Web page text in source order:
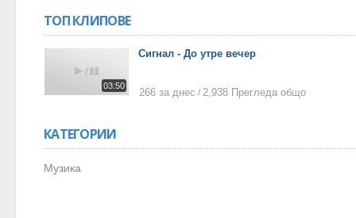
ТОП КЛИПОВЕ
03:50
Сигнал - До утре вечер
266 за днес / 2,938 Прегледа общо
КАТЕГОРИИ
Музика